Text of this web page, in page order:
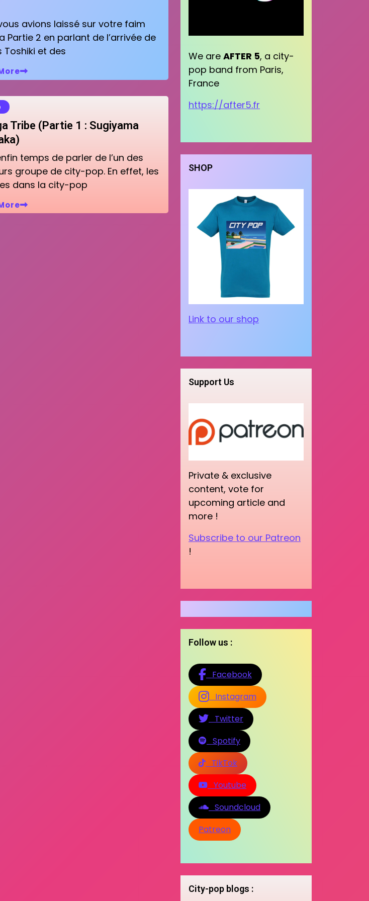
avions laissé sur votre faim
Partie 2 en parlant de l’arrivée de
Toshiki et des
Tribe (Partie 1 : Sugiyama
temps de parler de l’un des
groupe de city-pop. En effet, les
dans la city-pop
We are AFTER 5, a city-
pop band from Paris,
France
https://after5.fr
SHOP
Link to our shop
Support Us
Private & exclusive
content, vote for
upcoming article and
more !
Subscribe to our Patreon
!
Follow us :
Facebook
Instagram
Twitter
Spotify
TikTok
Youtube
Soundcloud
Patreon
City-pop blogs :